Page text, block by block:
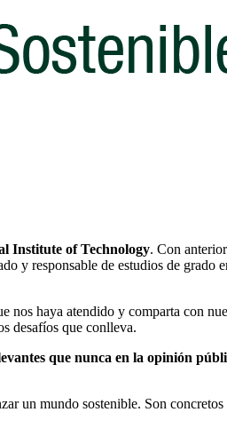
Institute of Technology. Con
y responsable de estudios de
nos haya atendido y comparta con
desafíos que conlleva.
que nunca en la opinión
un mundo sostenible. Son